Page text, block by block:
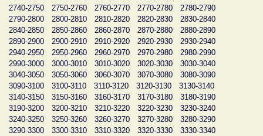
2740-2750
2750-2760 2760-2770 2770-2780
2780-2790
2790-2800
2800-2810 2810-2820 2820-2830
2830-2840
2840-2850
2850-2860 2860-2870 2870-2880
2880-2890
2890-2900
2900-2910 2910-2920 2920-2930
2930-2940
2940-2950
2950-2960 2960-2970 2970-2980
2980-2990
2990-3000
3000-3010 3010-3020 3020-3030
3030-3040
3040-3050
3050-3060 3060-3070 3070-3080
3080-3090
3090-3100
3100-3110 3110-3120 3120-3130
3130-3140
3140-3150
3150-3160 3160-3170 3170-3180
3180-3190
3190-3200
3200-3210 3210-3220 3220-3230
3230-3240
3240-3250
3250-3260 3260-3270 3270-3280
3280-3290
3290-3300
3300-3310 3310-3320 3320-3330
3330-3340